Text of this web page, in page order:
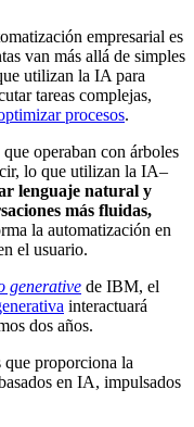
empresarial es
van más allá de simples
utilizan la IA para
tareas complejas,
procesos.
que operaban con árboles
lo que utilizan la IA–
lenguaje natural y
más fluidas,
la automatización en
el usuario.
generative de IBM, el
interactuará
dos años.
que proporciona la
en IA, impulsados